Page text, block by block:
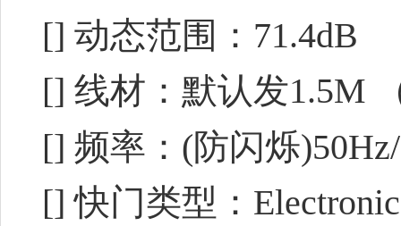
[] 动态范围：71.4dB
[] 线材：默认发1.5M
[] 频率：(防闪烁
[] 快门类型：